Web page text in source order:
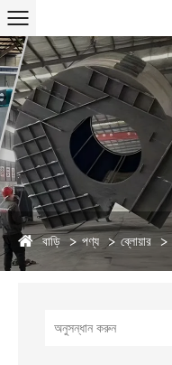
বাড়ি পণ্য ব্লোয়ার